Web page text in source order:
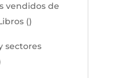
vendidos de
()
sectores